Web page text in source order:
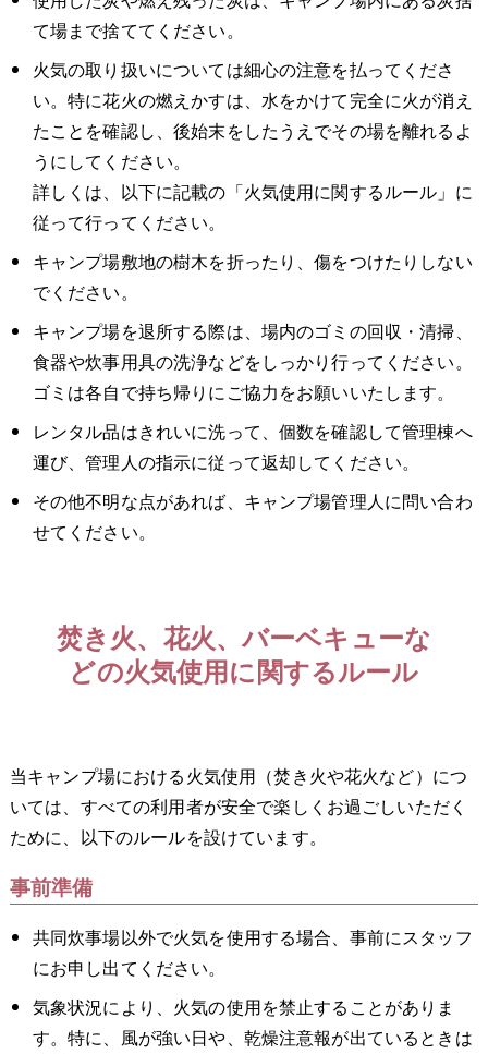
て場まで捨ててください。
火気の取り扱いについては細心の注意を払ってくださ
い。特に花火の燃えかすは、水をかけて完全に火が消え
たことを確認し、後始末をしたうえでその場を離れるよ
うにしてください。
詳しくは、以下に記載の「火気使用に関するルール」に
従って行ってください。
キャンプ場敷地の樹木を折ったり、傷をつけたりしない
でください。
キャンプ場を退所する際は、場内のゴミの回収・清掃、
食器や炊事用具の洗浄などをしっかり行ってください。
ゴミは各自で持ち帰りにご協力をお願いいたします。
レンタル品はきれいに洗って、個数を確認して管理棟へ
運び、管理人の指示に従って返却してください。
その他不明な点があれば、キャンプ場管理人に問い合わ
せてください。
焚き火、花火、バーベキューな
どの火気使用に関するルール
当キャンプ場における火気使用（焚き火や花火など）につ
いては、すべての利用者が安全で楽しくお過ごしいただく
ために、以下のルールを設けています。
事前準備
共同炊事場以外で火気を使用する場合、事前にスタッフ
にお申し出てください。
気象状況により、火気の使用を禁止することがありま
す。特に、風が強い日や、乾燥注意報が出ているときは